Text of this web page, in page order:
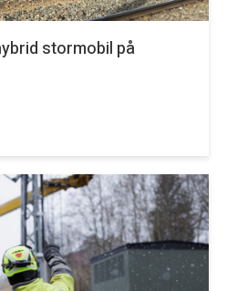
stormobil på